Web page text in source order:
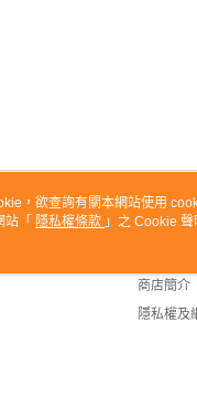
關於我
商店簡介
隱私權及
，欲查詢有關本網站使用
站「 隱私權條款 」之 Cookie